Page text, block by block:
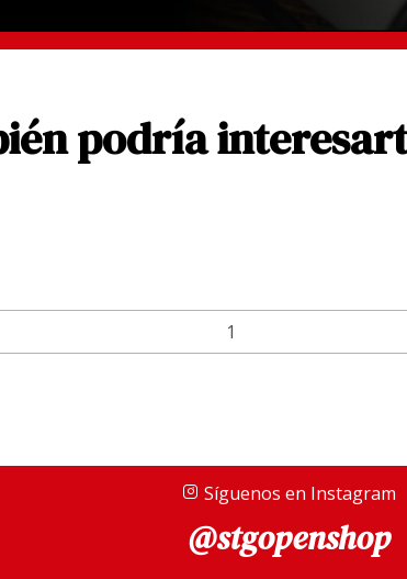
podría
Síguenos en Instagram
@stgopenshop